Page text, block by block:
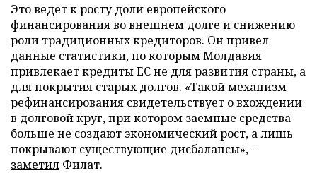
Это ведет к росту доли европейского
финансирования во внешнем долге и снижению
роли традиционных кредиторов. Он привел
данные статистики, по которым Молдавия
привлекает кредиты ЕС не для развития страны, а
для покрытия старых долгов. «Такой механизм
рефинансирования свидетельствует о вхождении
в долговой круг, при котором заемные средства
больше не создают экономический рост, а лишь
покрывают существующие дисбалансы», –
заметил Филат.